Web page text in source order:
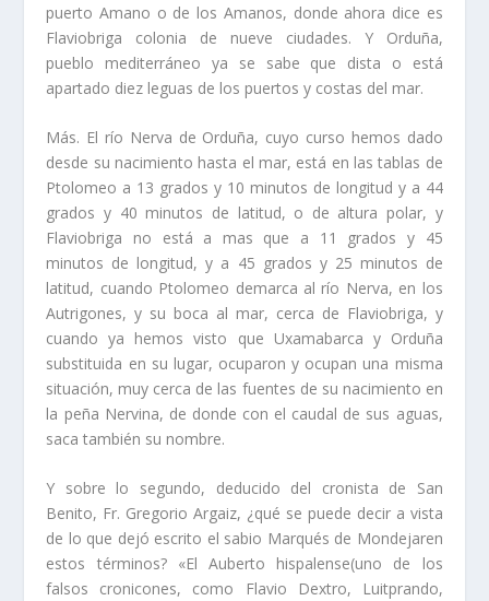
puerto Amano o de los Amanos, donde ahora dice es
Flaviobriga colonia de nueve ciudades. Y Orduña,
pueblo mediterráneo ya se sabe que dista o está
apartado diez leguas de los puertos y costas del mar.
Más. El rí­o Nerva de Orduña, cuyo curso hemos dado
desde su nacimiento hasta el mar, está en las tablas de
Ptolomeo a 13 grados y 10 minutos de longitud y a 44
grados y 40 minutos de latitud, o de altura polar, y
Flaviobriga no está a mas que a 11 grados y 45
minutos de longitud, y a 45 grados y 25 minutos de
latitud, cuando Ptolomeo demarca al rí­o Nerva, en los
Autrigones, y su boca al mar, cerca de Flaviobriga, y
cuando ya hemos visto que Uxamabarca y Orduña
substituida en su lugar, ocuparon y ocupan una misma
situación, muy cerca de las fuentes de su naci­miento en
la peña Nervina, de donde con el caudal de sus aguas,
saca también su nombre.
Y sobre lo segundo, deducido del cronista de San
Benito, Fr. Gregorio Argaiz, ¿qué se puede decir a vista
de lo que dejó escrito el sabio Marqués de Mondejaren
estos términos? «El Auberto hispalense(uno de los
falsos cronicones, como Flavio Dextro, Luitprando,